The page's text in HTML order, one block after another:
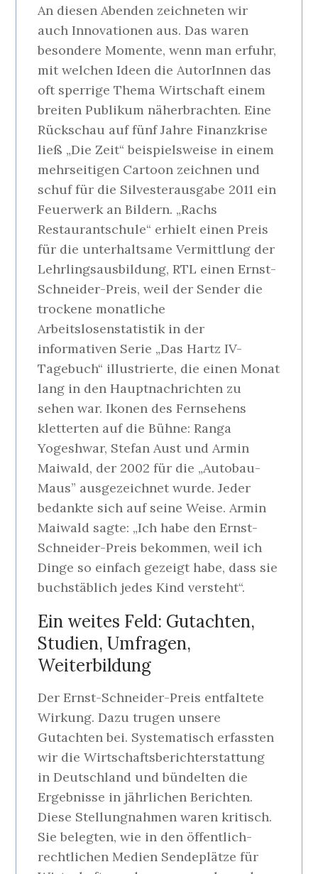
An diesen Abenden zeichneten wir
auch Innovationen aus. Das waren
besondere Momente, wenn man erfuhr,
mit welchen Ideen die AutorInnen das
oft sperrige Thema Wirtschaft einem
breiten Publikum näherbrachten. Eine
Rückschau auf fünf Jahre Finanzkrise
ließ „Die Zeit“ beispielsweise in einem
mehrseitigen Cartoon zeichnen und
schuf für die Silvesterausgabe 2011 ein
Feuerwerk an Bildern. „Rachs
Restaurantschule“ erhielt einen Preis
für die unterhaltsame Vermittlung der
Lehrlingsausbildung, RTL einen Ernst-
Schneider-Preis, weil der Sender die
trockene monatliche
Arbeitslosenstatistik in der
informativen Serie „Das Hartz IV-
Tagebuch“ illustrierte, die einen Monat
lang in den Hauptnachrichten zu
sehen war. Ikonen des Fernsehens
kletterten auf die Bühne: Ranga
Yogeshwar, Stefan Aust und Armin
Maiwald, der 2002 für die „Autobau-
Maus” ausgezeichnet wurde. Jeder
bedankte sich auf seine Weise. Armin
Maiwald sagte: „Ich habe den Ernst-
Schneider-Preis bekommen, weil ich
Dinge so einfach gezeigt habe, dass sie
buchstäblich jedes Kind versteht“.
Ein weites Feld: Gutachten,
Studien, Umfragen,
Weiterbildung
Der Ernst-Schneider-Preis entfaltete
Wirkung. Dazu trugen unsere
Gutachten bei. Systematisch erfassten
wir die Wirtschaftsberichterstattung
in Deutschland und bündelten die
Ergebnisse in jährlichen Berichten.
Diese Stellungnahmen waren kritisch.
Sie belegten, wie in den öffentlich-
rechtlichen Medien Sendeplätze für